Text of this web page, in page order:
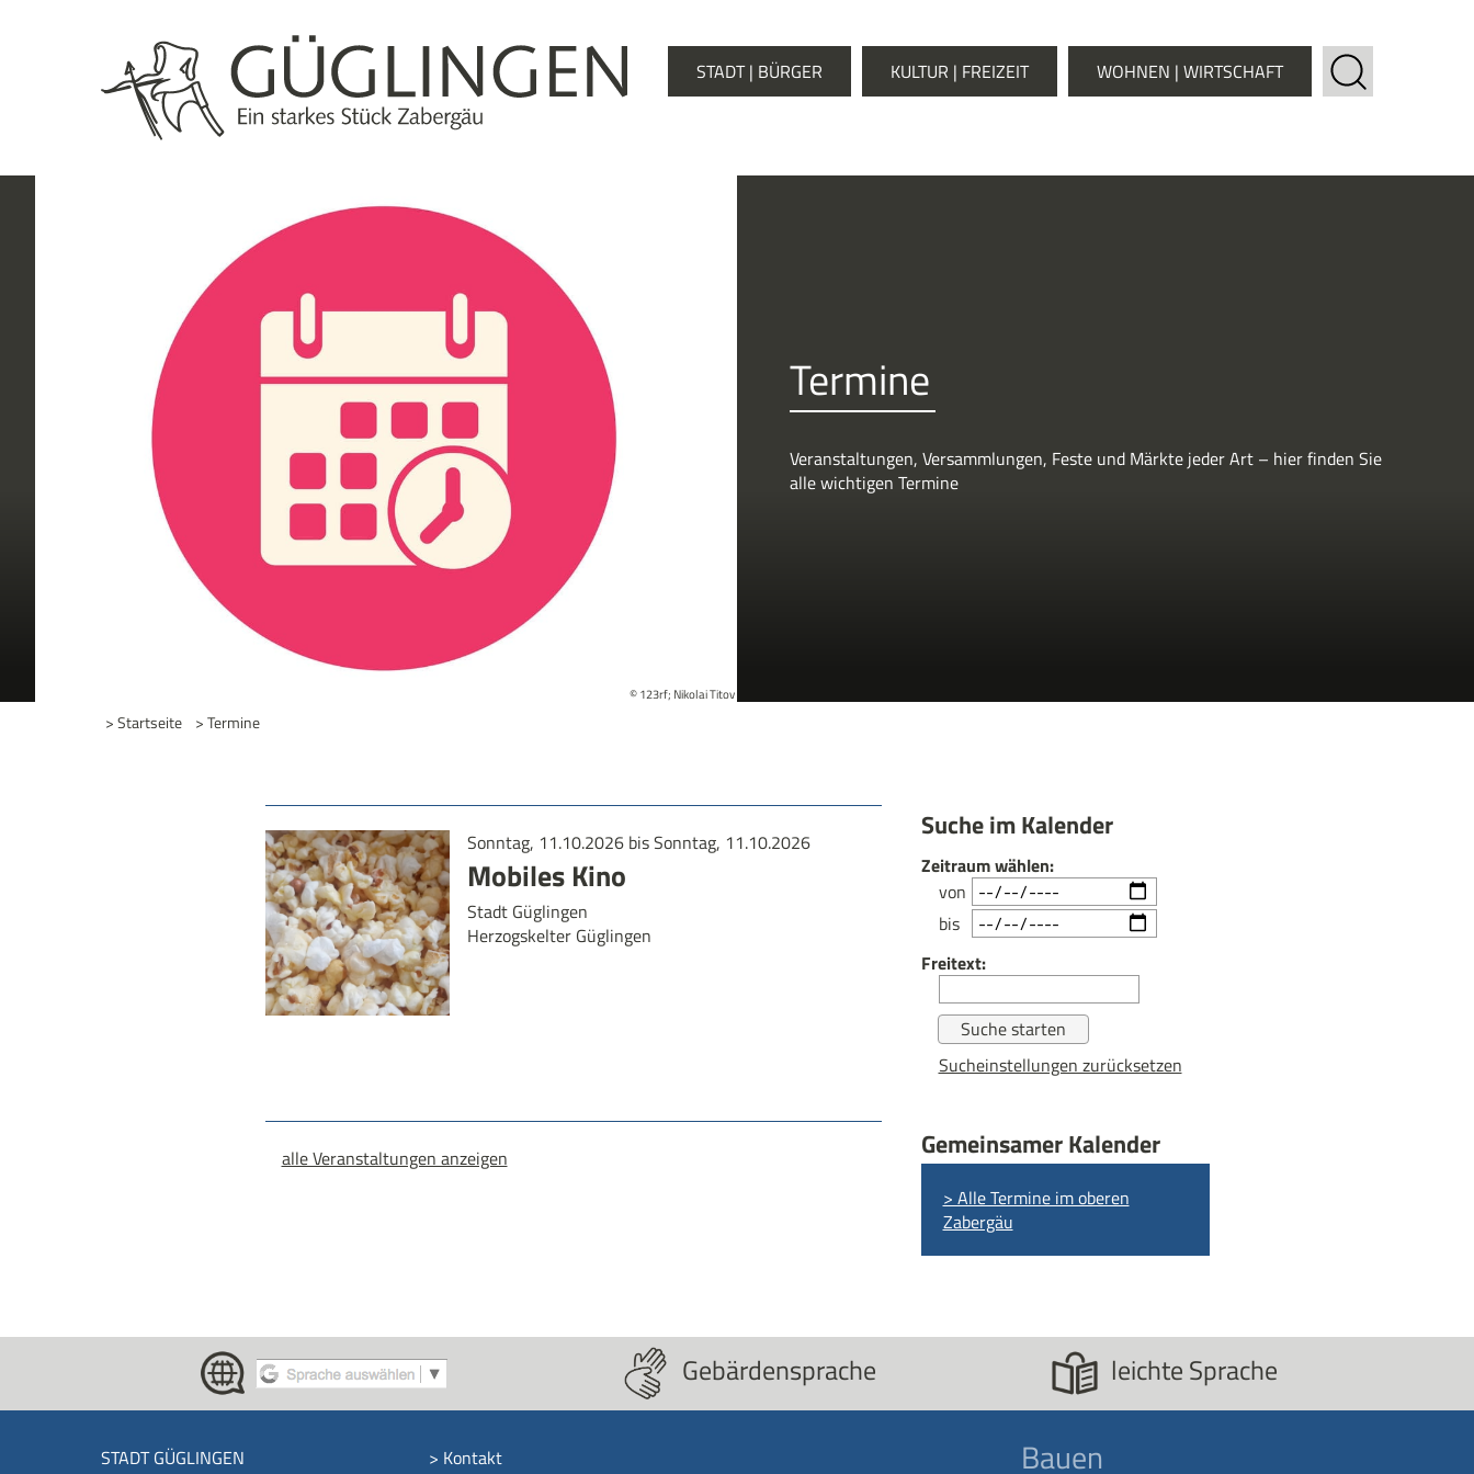
STADT | BÜRGER KULTUR | FREIZEIT WOHNEN | WIRTSCHAFT
© 123rf; Nikolai Titov
Termine
Veranstaltungen, Versammlungen, Feste und Märkte jeder Art – hier finden Sie
alle wichtigen Termine
> Startseite > Termine
Suche im Kalender
Zeitraum wählen:
von
bis
Freitext:
Sucheinstellungen zurücksetzen
Gemeinsamer Kalender
> Alle Termine im oberen
Zabergäu
Sonntag, 11.10.2026 bis Sonntag, 11.10.2026
Mobiles Kino
Stadt Güglingen
Herzogskelter Güglingen
alle Veranstaltungen anzeigen
Gebärdensprache leichte Sprache
STADT GÜGLINGEN
> Kontakt
Bauen